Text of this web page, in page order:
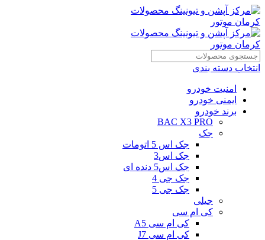
انتخاب دسته بندی
امنیت خودرو
ایمنی خودرو
برند خودرو
BAC X3 PRO
جک
جک اس 5 اتومات
جک اس3
جک اس5 دنده ای
جک جی 4
جک جی 5
جیلی
کی ام سی
کی ام سی A5
کی ام سی J7